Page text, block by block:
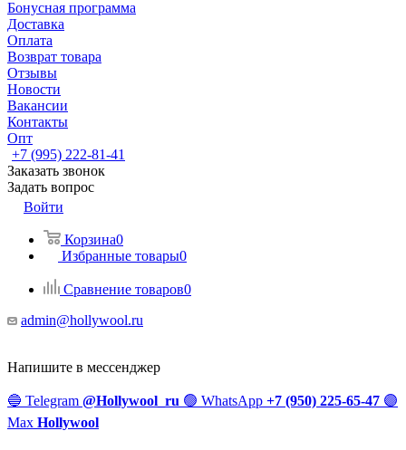
Бонусная программа
Доставка
Оплата
Возврат товара
Отзывы
Новости
Вакансии
Контакты
Опт
+7 (995) 222-81-41
Заказать звонок
Задать вопрос
Войти
Корзина0
Избранные товары0
Сравнение товаров0
admin@hollywool.ru
Напишите в мессенджер
🔵 Telegram @Hollywool_ru 🟢 WhatsApp +7 (950) 225-65-47 🟣
Max Hollywool